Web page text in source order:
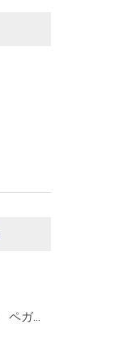
【神戸の学習塾 ペガサス新長田教室】ペガサス学習スタイル！